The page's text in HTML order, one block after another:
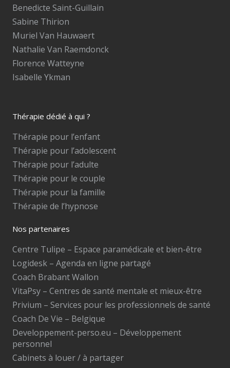
Benedicte Saint-Guillain
Sabine Thirion
Muriel Van Hauwaert
Nathalie Van Raemdonck
Florence Watteyne
Isabelle Ykman
Thérapie dédié à qui ?
Thérapie pour l’enfant
Thérapie pour l’adolescent
Thérapie pour l’adulte
Thérapie pour le couple
Thérapie pour la famille
Thérapie de l’hypnose
Nos partenaires
Centre Tulipe – Espace paramédicale et bien-être
Logidesk – Agenda en ligne partagé
Coach Brabant Wallon
VitaPsy – Centres de santé mentale et mieux-être
Privium – Services pour les professionnels de santé
Coach De Vie – Belgique
Developpement-perso.eu – Développement
personnel
Cabinets à louer / à partager